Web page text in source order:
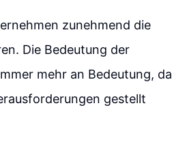
zunehmend die
Die Bedeutung der
mehr an Bedeutung, da
gestellt